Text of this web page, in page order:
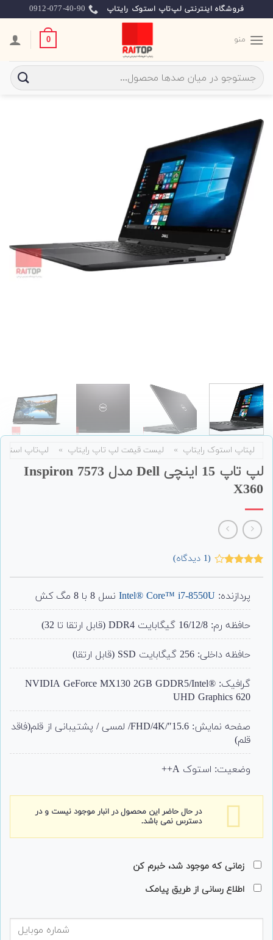
to
content
فروشگاه اینترنتی لپ‌تاپ استوک رایتاپ 0912-077-40-90
منو 0
جستجو
برای:
لپتاپ استوک رایتاپ » لیست قیمت لپ تاپ رایتاپ » لپ‌تاپ
لپ تاپ 15 اینچی Dell مدل Inspiron 7573
X360
امتیاز
مشتری
(
1 دیدگاه)
پردازنده: Intel® Core™ i7-8550Uنسل 8 با 8 مگ کش
حافظه رم: 16/12/8 گیگابایت DDR4 (قابل ارتقا تا 32)
حافظه داخلی: 256 گیگابایت SSD (قابل ارتقا)
گرافیک: NVIDIA GeForce MX130 2GB GDDR5/ Intel®
UHD Graphics 620
صفحه نمایش: 15.6″/FHD/4K/ لمسی / پشتیبانی از قلم(فاقد
قلم)
وضعیت: استوک A++
در حال حاضر این محصول در انبار موجود نیست و در
دسترس نمی باشد.
زمانی که موجود شد، خبرم کن
اطلاع رسانی از طریق پیامک